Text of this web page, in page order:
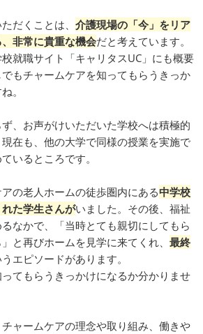
だくことは、 介護現場の「今」をリア
非常に貴重な機会だと考えています。
就職サイト「キャリタスUC」にも概要
もチャームケアを知ってもらうきっか
。
、お声がけいただいた学校へは積極的
在も、他の大学で同様の授業を実施で
いるところです。
の老人ホームの徒歩圏内にある中学校
た学生さんがいました。その後、福祉
なかで、「当時とても親切にしてもら
と再びホームを見学に来てくれ、 最終
エピソードがあります。
てもらうきっかけになるか分かりませ
ャームケアの理念や取り組み、働きや